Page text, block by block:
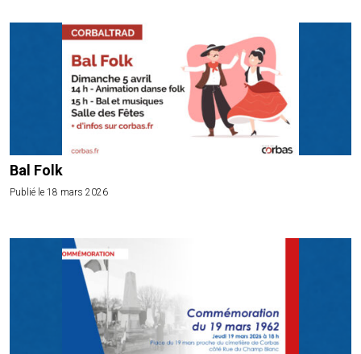
Bal Folk
Publié le 18 mars 2026